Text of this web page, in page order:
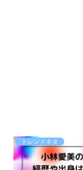
トレンドネタ